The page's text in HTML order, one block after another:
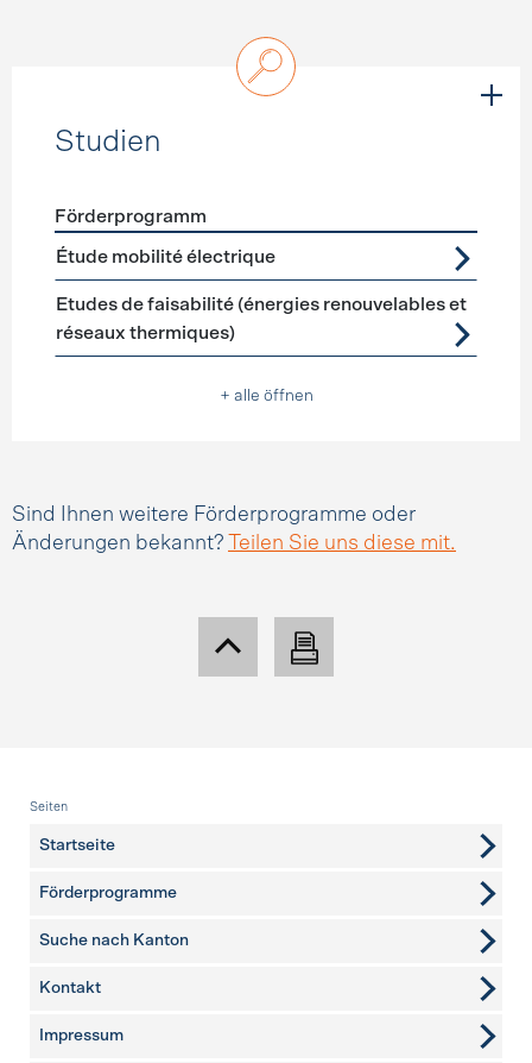
Studien
Förderprogramme Studien
Förderprogramm
Étude mobilité électrique
Etudes de faisabilité (énergies renouvelables et
réseaux thermiques)
+ alle öffnen
Sind Ihnen weitere Förderprogramme oder
Änderungen bekannt?
Teilen Sie uns diese mit.
Fusszeile
Seiten
Startseite
Förderprogramme
Suche nach Kanton
weitere Seiten
Kontakt
Impressum